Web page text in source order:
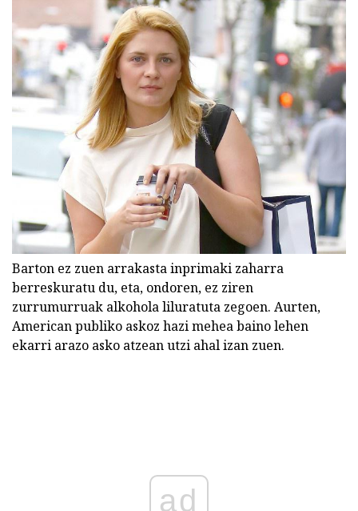
Barton ez zuen arrakasta inprimaki zaharra
berreskuratu du, eta, ondoren, ez ziren
zurrumurruak alkohola liluratuta zegoen. Aurten,
American publiko askoz hazi mehea baino lehen
ekarri arazo asko atzean utzi ahal izan zuen.
ad